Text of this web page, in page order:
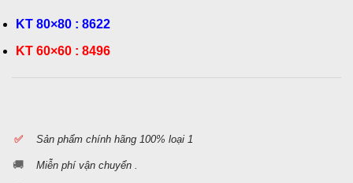
KT 80×80 : 8622
KT 60×60 : 8496
✅ Sản phẩm chính hãng 100% loại 1
🚚 Miễn phí vận chuyển .